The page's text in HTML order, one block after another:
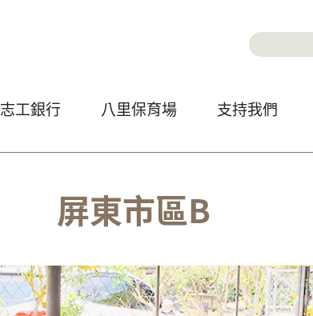
搜尋
志工銀行 八里保育場 支持我們
屏東市區B